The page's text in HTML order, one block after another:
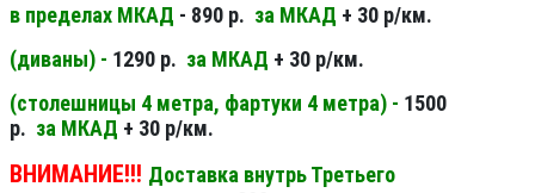
в пределах МКАД - 890 р. за МКАД + 30 р/км.
(диваны) - 1290 р. за МКАД + 30 р/км.
(столешницы 4 метра, фартуки 4 метра) - 1500
р. за МКАД + 30 р/км.
ВНИМАНИЕ!!! Доставка внутрь Третьего